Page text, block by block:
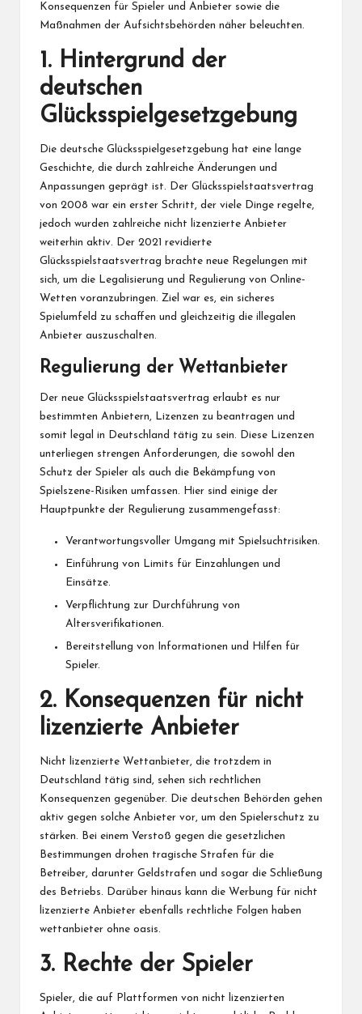
Konsequenzen für Spieler und Anbieter sowie die
Maßnahmen der Aufsichtsbehörden näher beleuchten.
1. Hintergrund der
deutschen
Glücksspielgesetzgebung
Die deutsche Glücksspielgesetzgebung hat eine lange
Geschichte, die durch zahlreiche Änderungen und
Anpassungen geprägt ist. Der Glücksspielstaatsvertrag
von 2008 war ein erster Schritt, der viele Dinge regelte,
jedoch wurden zahlreiche nicht lizenzierte Anbieter
weiterhin aktiv. Der 2021 revidierte
Glücksspielstaatsvertrag brachte neue Regelungen mit
sich, um die Legalisierung und Regulierung von Online-
Wetten voranzubringen. Ziel war es, ein sicheres
Spielumfeld zu schaffen und gleichzeitig die illegalen
Anbieter auszuschalten.
Regulierung der Wettanbieter
Der neue Glücksspielstaatsvertrag erlaubt es nur
bestimmten Anbietern, Lizenzen zu beantragen und
somit legal in Deutschland tätig zu sein. Diese Lizenzen
unterliegen strengen Anforderungen, die sowohl den
Schutz der Spieler als auch die Bekämpfung von
Spielszene-Risiken umfassen. Hier sind einige der
Hauptpunkte der Regulierung zusammengefasst:
Verantwortungsvoller Umgang mit Spielsuchtrisiken.
Einführung von Limits für Einzahlungen und
Einsätze.
Verpflichtung zur Durchführung von
Altersverifikationen.
Bereitstellung von Informationen und Hilfen für
Spieler.
2. Konsequenzen für nicht
lizenzierte Anbieter
Nicht lizenzierte Wettanbieter, die trotzdem in
Deutschland tätig sind, sehen sich rechtlichen
Konsequenzen gegenüber. Die deutschen Behörden gehen
aktiv gegen solche Anbieter vor, um den Spielerschutz zu
stärken. Bei einem Verstoß gegen die gesetzlichen
Bestimmungen drohen tragische Strafen für die
Betreiber, darunter Geldstrafen und sogar die Schließung
des Betriebs. Darüber hinaus kann die Werbung für nicht
lizenzierte Anbieter ebenfalls rechtliche Folgen haben
wettanbieter ohne oasis.
3. Rechte der Spieler
Spieler, die auf Plattformen von nicht lizenzierten